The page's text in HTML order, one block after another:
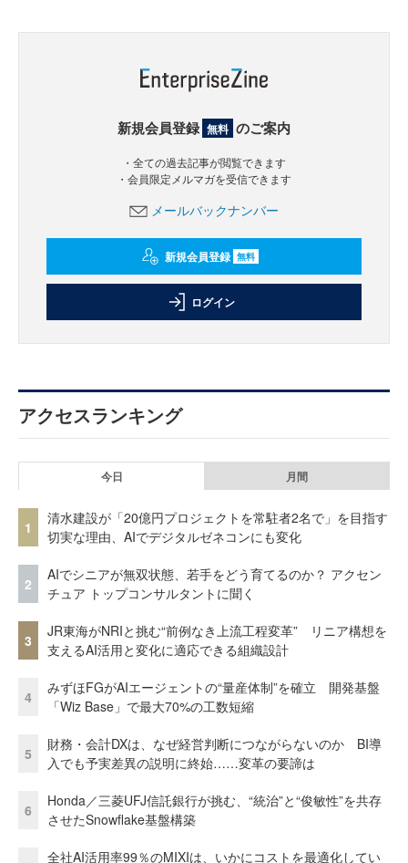
新規会員登録 無料 のご案内
・全ての過去記事が閲覧できます
・会員限定メルマガを受信できます
メールバックナンバー
新規会員登録 無料
ログイン
アクセスランキング
今日 月間
1
清水建設が「20億円プロジェクトを常駐者2名で」を目指す
切実な理由、AIでデジタルゼネコンにも変化
2
AIでシニアが無双状態、若手をどう育てるのか？ アクセン
チュア トップコンサルタントに聞く
3
JR東海がNRIと挑む“前例なき上流工程変革” リニア構想を
支えるAI活用と変化に適応できる組織設計
4
みずほFGがAIエージェントの“量産体制”を確立 開発基盤
「Wiz Base」で最大70%の工数短縮
5
財務・会計DXは、なぜ経営判断につながらないのか BI導
入でも予実差異の説明に終始……変革の要諦は
6
Honda／三菱UFJ信託銀行が挑む、“統治”と“俊敏性”を共存
させたSnowflake基盤構築
全社AI活用率99％のMIXIは、いかにコストを最適化してい